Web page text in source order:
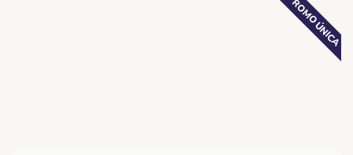
PROMO ÚNICA